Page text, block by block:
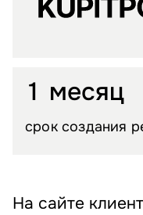
1 месяц
срок создания
На сайте